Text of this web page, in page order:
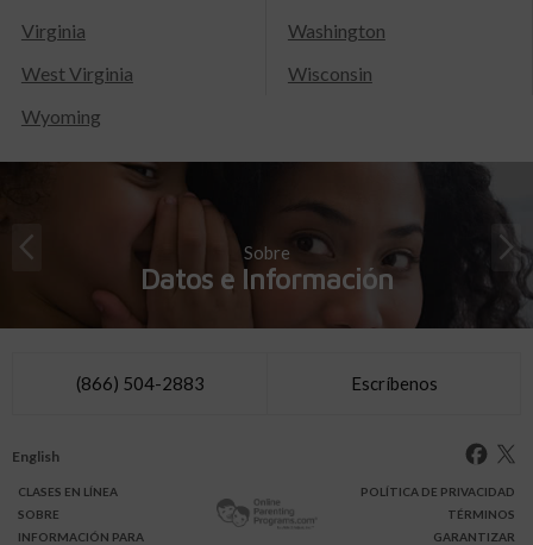
Virginia
Washington
West Virginia
Wisconsin
Wyoming
Sobre
Datos e Información
(866) 504-2883 Escríbenos
English
CLASES EN LÍNEA
SOBRE
INFORMACIÓN PARA
POLÍTICA DE PRIVACIDAD
TÉRMINOS
GARANTIZAR